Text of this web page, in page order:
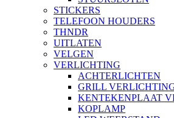
STICKERS
TELEFOON HOUDERS
THNDR
UITLATEN
VELGEN
VERLICHTING
ACHTERLICHTEN
GRILL
KENTEKENPLAAT
KOPLAMP